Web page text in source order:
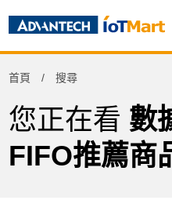
首頁 搜尋
您正在看 數
FIFO推薦商
Product Tag